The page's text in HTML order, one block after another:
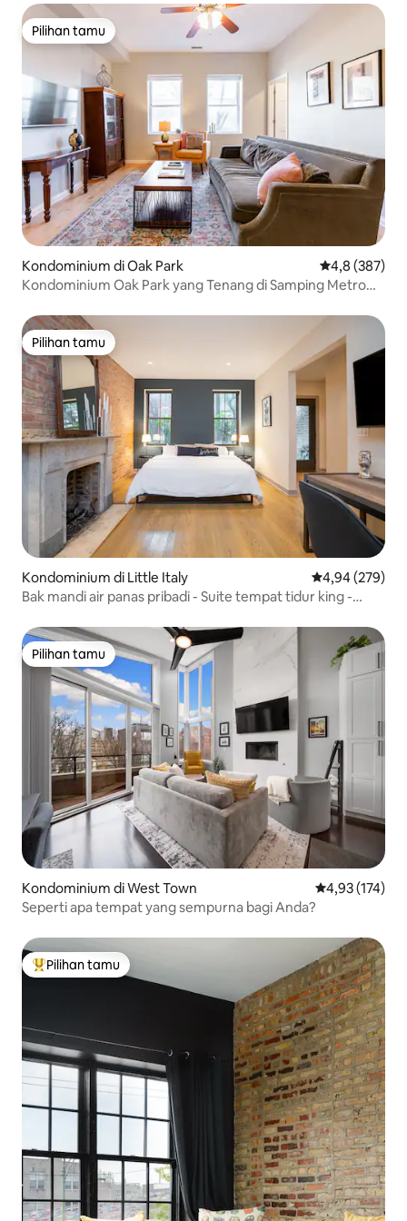
Pilihan tamu
Pilihan tamu
Kondominium di Oak Park Nilai rata-rata
4,8 (387)
Kondominium Oak Park yang Tenang di Samping Metro
Pilihan tamu
Pilihan tamu
Kondominium di Little Italy Nilai rata-rata
4,94 (279)
Bak mandi air panas pribadi - Suite tempat tidur king -
Pilihan tamu
Pilihan tamu
Kondominium di West Town Nilai rata-rata
4,93 (174)
Seperti apa tempat yang sempurna bagi Anda?
Pilihan tamu terpopuler
Pilihan tamu